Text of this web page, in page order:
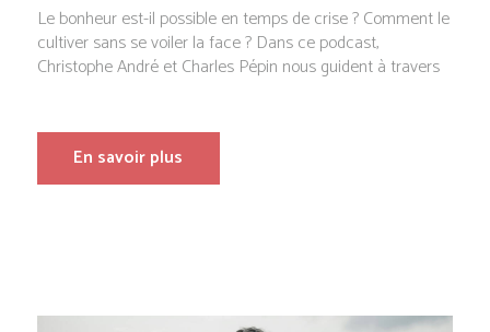
Le bonheur est-il possible en temps de crise ? Comment le
cultiver sans se voiler la face ? Dans ce podcast,
Christophe André et Charles Pépin nous guident à travers
En savoir plus